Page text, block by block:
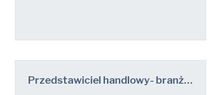
Przedstawiciel handlowy- branża przemysłowa